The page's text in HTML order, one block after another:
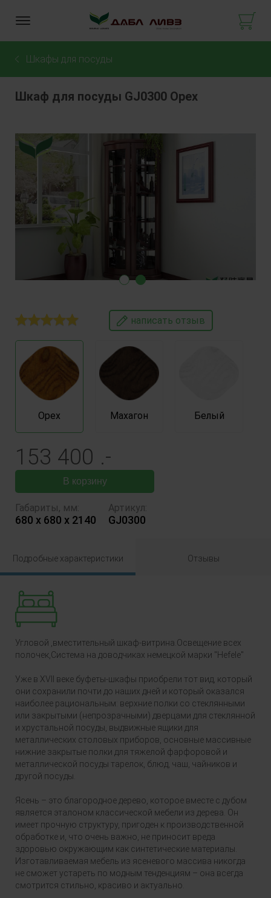
Шкафы для посуды
Шкаф для посуды GJ0300 Орех
написать отзыв
Орех Махагон Белый
153 400 .-
В корзину
Габариты, мм:
680 x 680 x 2140
Артикул:
GJ0300
Подробные характеристики Отзывы
Угловой ,вместительный шкаф-витрина.Освещение всех
полочек,Система на доводчиках немецкой марки "Hefele"
Уже в XVII веке буфеты-шкафы приобрели тот вид, который
они сохранили почти до наших дней и который оказался
наиболее рациональным: верхние полки со стеклянными
или закрытыми (непрозрачными) дверцами для стеклянной
и хрустальной посуды, выдвижные ящики для
металлических столовых приборов, основные массивные
нижние закрытые полки для тяжелой фарфоровой и
металлической посуды тарелок, блюд, чаш, чайников и
другой посуды.
Ясень – это благородное дерево, которое вместе с дубом
является эталоном классической мебели из дерева. Он
имеет прочную структуру, пригоден к производственной
обработке и, что очень важно, не приносит вреда
здоровью окружающим как синтетические материалы.
Изготавливаемая мебель из ясеневого массива никогда
не сможет устареть по модным тенденциям – она всегда
смотрится стильно, красиво и актуально.